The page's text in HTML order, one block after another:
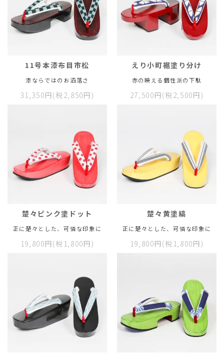
11号本漆布目市松
漆ならではのお洒落さ
31,350円(税2,850円)
えり小町裾塗り分け
赤の映える個性派の下駄
27,500円(税2,500円)
楚々ピンク塗ドット
正に楚々とした、可憐な印象に
19,800円(税1,800円)
楚々黄塗縞
正に楚々とした、可憐な印象に
19,800円(税1,800円)